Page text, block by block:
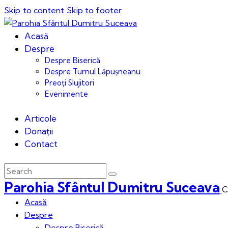
Skip to content Skip to footer
Acasă
Despre
Despre Biserică
Despre Turnul Lăpușneanu
Preoți Slujitori
Evenimente
Articole
Donații
Contact
Parohia Sfântul Dumitru Suceava
Acasă
Despre